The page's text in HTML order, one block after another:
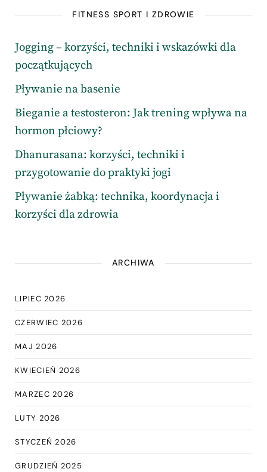
FITNESS SPORT I ZDROWIE
Jogging – korzyści, techniki i wskazówki dla
początkujących
Pływanie na basenie
Bieganie a testosteron: Jak trening wpływa na
hormon płciowy?
Dhanurasana: korzyści, techniki i
przygotowanie do praktyki jogi
Pływanie żabką: technika, koordynacja i
korzyści dla zdrowia
ARCHIWA
LIPIEC 2026
CZERWIEC 2026
MAJ 2026
KWIECIEŃ 2026
MARZEC 2026
LUTY 2026
STYCZEŃ 2026
GRUDZIEŃ 2025